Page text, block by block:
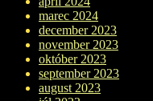
marec 2024
december 2023
november 2023
október 2023
september 2023
august 2023